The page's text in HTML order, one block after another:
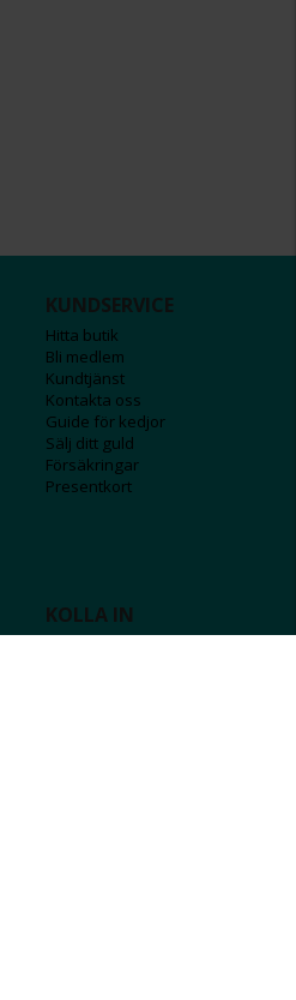
KUNDSERVICE
Hitta butik
Bli medlem
Kundtjänst
Kontakta oss
Guide för kedjor
Sälj ditt guld
Försäkringar
Presentkort
KOLLA IN